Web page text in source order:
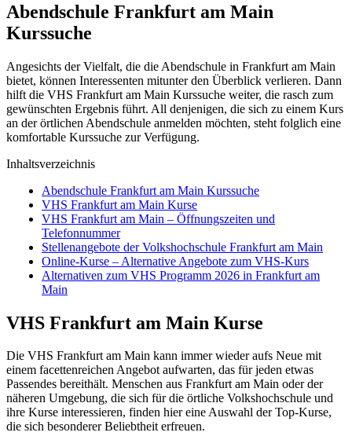
Abendschule Frankfurt am Main
Kurssuche
Angesichts der Vielfalt, die die Abendschule in Frankfurt am Main
bietet, können Interessenten mitunter den Überblick verlieren. Dann
hilft die VHS Frankfurt am Main Kurssuche weiter, die rasch zum
gewünschten Ergebnis führt. All denjenigen, die sich zu einem Kurs
an der örtlichen Abendschule anmelden möchten, steht folglich eine
komfortable Kurssuche zur Verfügung.
Inhaltsverzeichnis
Abendschule Frankfurt am Main Kurssuche
VHS Frankfurt am Main Kurse
VHS Frankfurt am Main – Öffnungszeiten und
Telefonnummer
Stellenangebote der Volkshochschule Frankfurt am Main
Online-Kurse – Alternative Angebote zum VHS-Kurs
Alternativen zum VHS Programm 2026 in Frankfurt am
Main
VHS Frankfurt am Main Kurse
Die VHS Frankfurt am Main kann immer wieder aufs Neue mit
einem facettenreichen Angebot aufwarten, das für jeden etwas
Passendes bereithält. Menschen aus Frankfurt am Main oder der
näheren Umgebung, die sich für die örtliche Volkshochschule und
ihre Kurse interessieren, finden hier eine Auswahl der Top-Kurse,
die sich besonderer Beliebtheit erfreuen.